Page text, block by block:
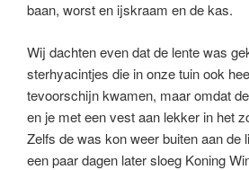
baan, worst en ijskraam en de kas.
Wij dachten even dat de lente was
sterhyacintjes die in onze tuin ook
tevoorschijn kwamen, maar omdat
en je met een vest aan lekker in het
Zelfs de was kon weer buiten aan
een paar dagen later sloeg Koning